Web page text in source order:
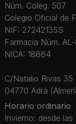
Núm. Coleg. 507
Colegio Oficial de
NIF: 27242135S
Farmacia Núm.
NICA: 18864
C/Natalio Rivas 35
04770 Adra
Horario ordinario
Invierno: desde